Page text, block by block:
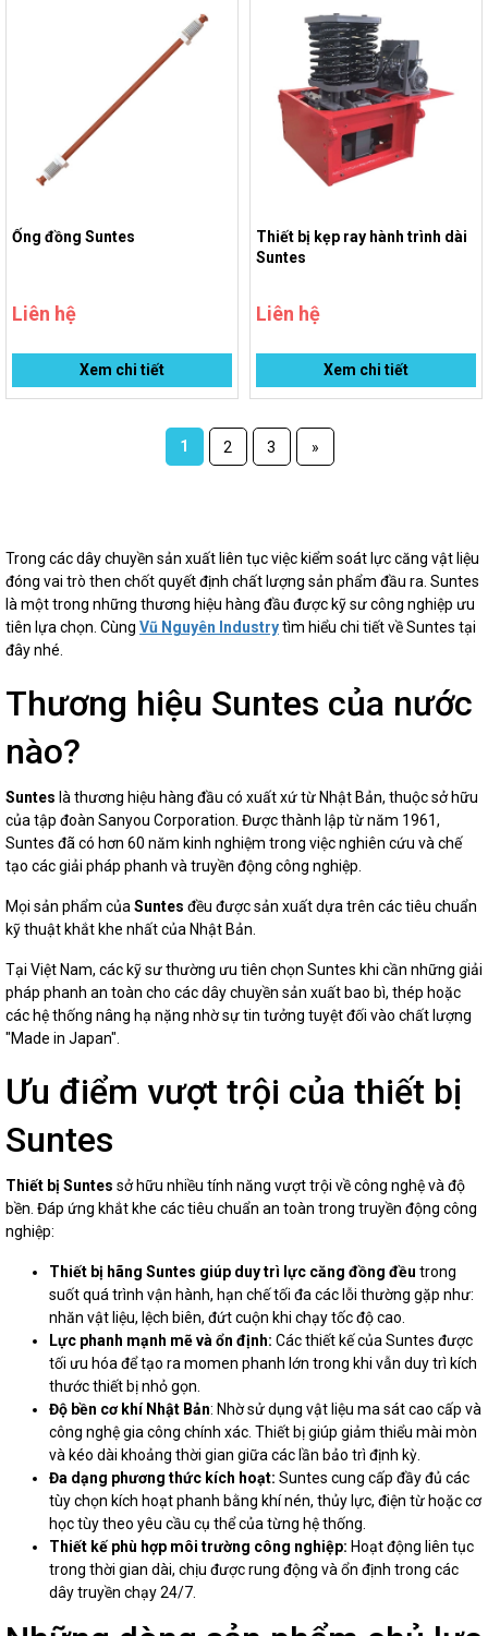
Ống đồng Suntes
Liên hệ
Xem chi tiết
Thiết bị kẹp ray hành trình dài
Suntes
Liên hệ
Xem chi tiết
1 2 3 »
Trong các dây chuyền sản xuất liên tục việc kiểm soát lực căng vật liệu
đóng vai trò then chốt quyết định chất lượng sản phẩm đầu ra. Suntes
là một trong những thương hiệu hàng đầu được kỹ sư công nghiệp ưu
tiên lựa chọn. Cùng Vũ Nguyên Industrytìm hiểu chi tiết về Suntes tại
đây nhé.
Thương hiệu Suntes của nước
nào?
Suntes là thương hiệu hàng đầu có xuất xứ từ Nhật Bản, thuộc sở hữu
của tập đoàn Sanyou Corporation. Được thành lập từ năm 1961,
Suntes đã có hơn 60 năm kinh nghiệm trong việc nghiên cứu và chế
tạo các giải pháp phanh và truyền động công nghiệp.
Mọi sản phẩm củaSuntes đều được sản xuất dựa trên các tiêu chuẩn
kỹ thuật khắt khe nhất của Nhật Bản.
Tại Việt Nam, các kỹ sư thường ưu tiên chọn Suntes khi cần những giải
pháp phanh an toàn cho các dây chuyền sản xuất bao bì, thép hoặc
các hệ thống nâng hạ nặng nhờ sự tin tưởng tuyệt đối vào chất lượng
"Made in Japan".
Ưu điểm vượt trội của thiết bị
Suntes
Thiết bị Suntes sở hữu nhiều tính năng vượt trội về công nghệ và độ
bền. Đáp ứng khắt khe các tiêu chuẩn an toàn trong truyền động công
nghiệp:
Thiết bị hãng Suntes giúp duy trì lực căng đồng đều trong
suốt quá trình vận hành, hạn chế tối đa các lỗi thường gặp như:
nhăn vật liệu, lệch biên, đứt cuộn khi chạy tốc độ cao.
Lực phanh mạnh mẽ và ổn định: Các thiết kế của Suntes được
tối ưu hóa để tạo ra momen phanh lớn trong khi vẫn duy trì kích
thước thiết bị nhỏ gọn.
Độ bền cơ khí Nhật Bản: Nhờ sử dụng vật liệu ma sát cao cấp và
công nghệ gia công chính xác. Thiết bị giúp giảm thiểu mài mòn
và kéo dài khoảng thời gian giữa các lần bảo trì định kỳ.
Đa dạng phương thức kích hoạt: Suntes cung cấp đầy đủ các
tùy chọn kích hoạt phanh bằng khí nén, thủy lực, điện từ hoặc cơ
học tùy theo yêu cầu cụ thể của từng hệ thống.
Thiết kế phù hợp môi trường công nghiệp: Hoạt động liên tục
trong thời gian dài, chịu được rung động và ổn định trong các
dây truyền chạy 24/7.